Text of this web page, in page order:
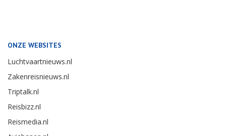
ONZE WEBSITES
Luchtvaartnieuws.nl
Zakenreisnieuws.nl
Triptalk.nl
Reisbizz.nl
Reismedia.nl